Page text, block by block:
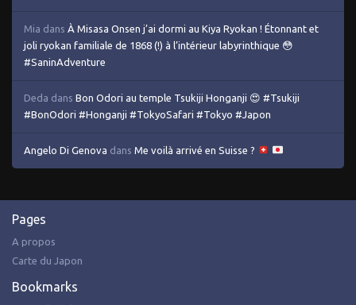
Mia dans À Misasa Onsen j’ai dormi au Kiya Ryokan ! Étonnant et
joli ryokan familiale de 1868 (!) à l’intérieur labyrinthique 😳
#SaninAdventure
Deda dans Bon Odori au temple Tsukiji Honganji 😍 #Tsukiji
#BonOdori #Honganji #TokyoSafari #Tokyo #Japon
Angelo Di Genova dans Me voilà arrivé en Suisse ?
Pages
A propos
Carte du Japon
Bookmarks